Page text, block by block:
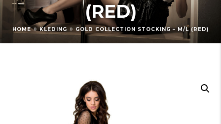
(RED)
HOME » KLEDING » GOLD COLLECTION STOCKING – M/L (RED)